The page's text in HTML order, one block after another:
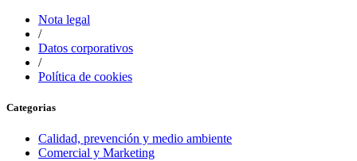
Nota legal
/
Datos corporativos
/
Política de cookies
Categorias
Calidad, prevención y medio ambiente
Comercial y Marketing